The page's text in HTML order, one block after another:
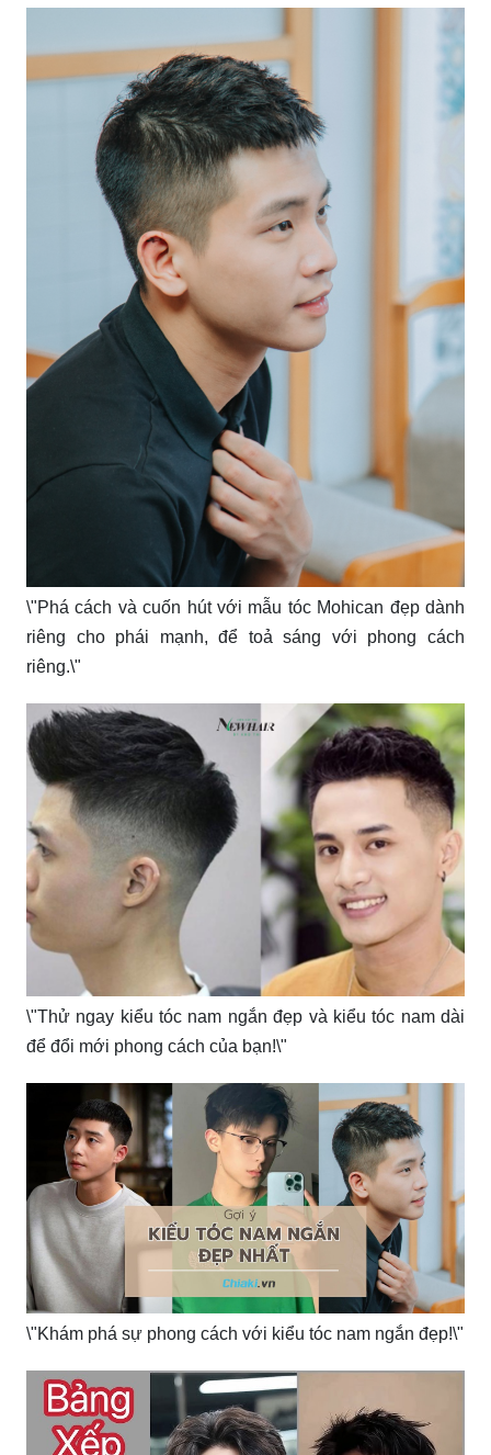
\"Phá cách và cuốn hút với mẫu tóc Mohican đẹp dành
riêng cho phái mạnh, để toả sáng với phong cách
riêng.\"
\"Thử ngay kiểu tóc nam ngắn đẹp và kiểu tóc nam dài
để đổi mới phong cách của bạn!\"
\"Khám phá sự phong cách với kiểu tóc nam ngắn đẹp!\"